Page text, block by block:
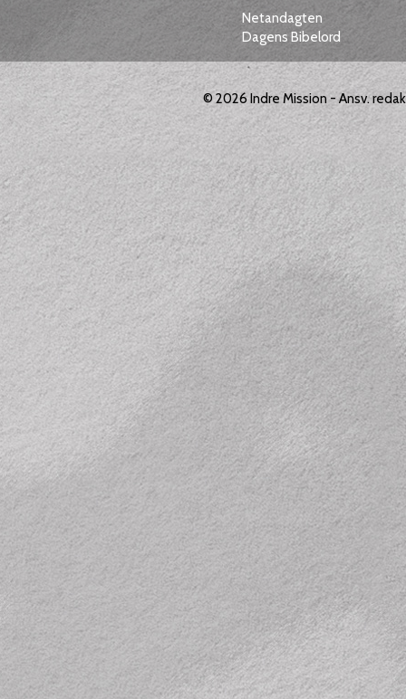
Netandagten
Dagens Bibelord
© 2026Indre Mission- Ansv.